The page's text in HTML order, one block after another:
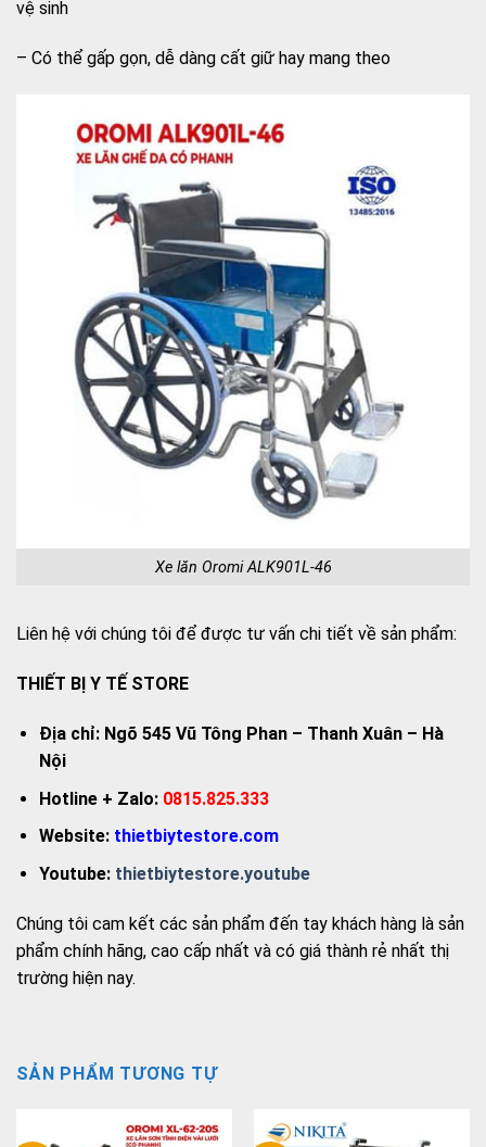
vệ sinh
– Có thể gấp gọn, dễ dàng cất giữ hay mang theo
Xe lăn Oromi ALK901L-46
Liên hệ với chúng tôi để được tư vấn chi tiết về sản phẩm:
THIẾT BỊ Y TẾ STORE
Địa chỉ: Ngõ 545 Vũ Tông Phan – Thanh Xuân – Hà
Nội
Hotline + Zalo: 0815.825.333
Website: thietbiytestore.com
Youtube:thietbiytestore.youtube
Chúng tôi cam kết các sản phẩm đến tay khách hàng là sản
phẩm chính hãng, cao cấp nhất và có giá thành rẻ nhất thị
trường hiện nay.
SẢN PHẨM TƯƠNG TỰ